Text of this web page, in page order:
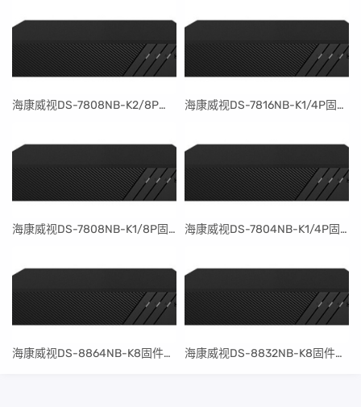
​海康威视DS-7808NB-K2/8P固件升级包V4.30.097build240401 ​海康威视DS-7816NB-K1/4P固件升级包V4.30.097build240401
​海康威视DS-7808NB-K1/8P固件升级包V4.30.097build240401 ​海康威视DS-7804NB-K1/4P固件升级包V4.30.097build240401
​海康威视DS-8864NB-K8固件升级包V4.30.097build240401 ​海康威视DS-8832NB-K8固件升级包V4.30.097build240401